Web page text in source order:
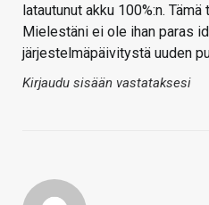
latautunut akku 100%:n.
Mielestäni ei ole ihan paras
järjestelmäpäivitystä uuden
Kirjaudu sisään vastataksesi